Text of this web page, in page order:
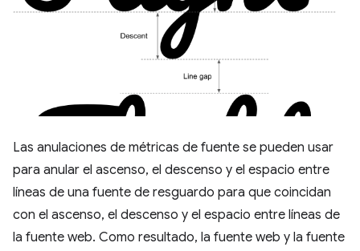
Las anulaciones de métricas de fuente se pueden usar
para anular el ascenso, el descenso y el espacio entre
líneas de una fuente de resguardo para que coincidan
con el ascenso, el descenso y el espacio entre líneas de
la fuente web. Como resultado, la fuente web y la fuente